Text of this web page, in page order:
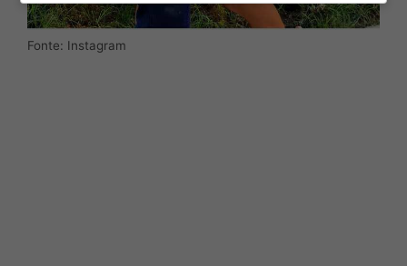
Fonte: Instagram